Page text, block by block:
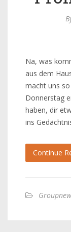
Na, was
aus dem
macht uns
Donnerstag
haben, dir
ins
Continue